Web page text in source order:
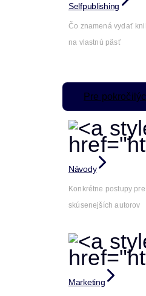
Selfpublishing
Čo znamená vydať
na vlastnú päsť
Pre
Návody
Konkrétne postupy pre
skúsenejších autorov
Marketing